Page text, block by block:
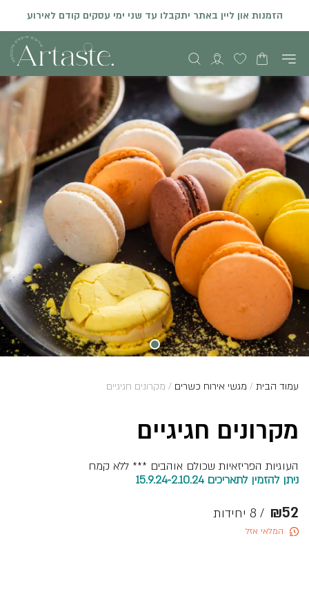
הזמנות און ליין באתר יתקבלו עד שני ימי עסקים קודם לאירוע
עמוד הבית / מגשי אירוח כשרים / מקרונים חגיגיים
מקרונים חגיגיים
העוגיות הפריזאיות שכולם אוהבים *** ללא קמח
ניתן להזמין לתאריכים 15.9.24-2.10.24
/ 8 יחידות ₪52
המלאי אזל